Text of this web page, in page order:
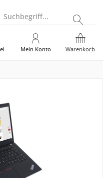
Suchbegriff...
Warenkorb
Mein Konto